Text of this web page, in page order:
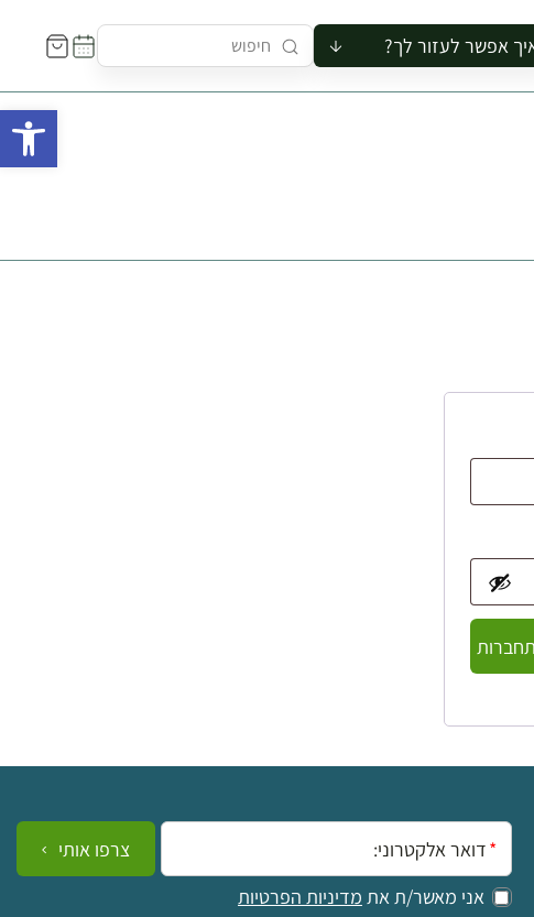
אפשר לעזור לך?
סיור לקבוצה
ביקור בצריף
אימייל:
אני מאשר/ת את מדיניות הפרטיות
צרפו אותי